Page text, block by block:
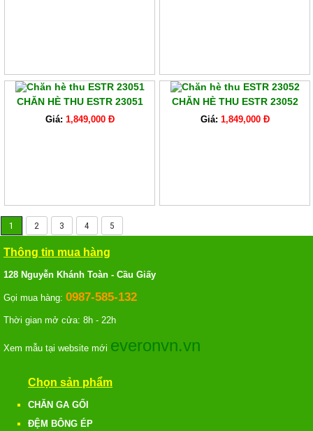
CHĂN HÈ THU ESTR 23051
Giá: 1,849,000 Đ
CHĂN HÈ THU ESTR 23052
Giá: 1,849,000 Đ
1 2 3 4 5
Thông tin mua hàng
128 Nguyễn Khánh Toàn - Cầu Giấy
Gọi mua hàng: 0987-585-132
Thời gian mở cửa: 8h - 22h
Xem mẫu tại website mới everonvn.vn
Chọn sản phẩm
CHĂN GA GỐI
ĐỆM BÔNG ÉP